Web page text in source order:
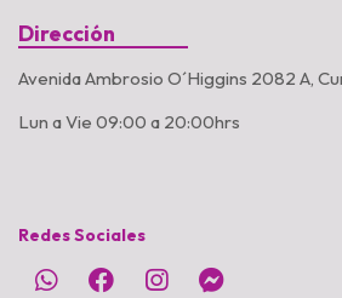
Dirección
Avenida Ambrosio O´Higgins 2082 A,
Lun a Vie 09:00 a 20:00hrs
Redes Sociales